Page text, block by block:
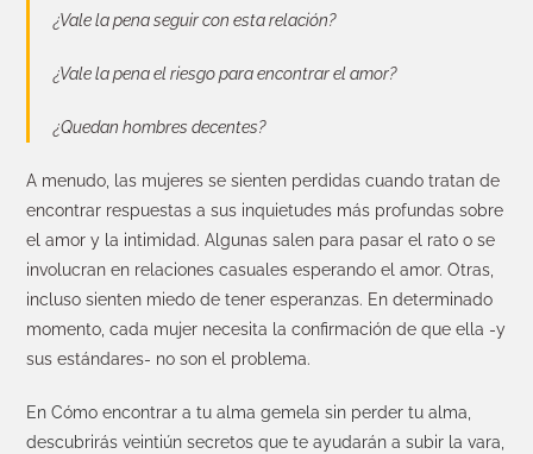
¿Vale la pena seguir con esta relación?
¿Vale la pena el riesgo para encontrar el amor?
¿Quedan hombres decentes?
A menudo, las mujeres se sienten perdidas cuando tratan de
encontrar respuestas a sus inquietudes más profundas sobre
el amor y la intimidad. Algunas salen para pasar el rato o se
involucran en relaciones casuales esperando el amor. Otras,
incluso sienten miedo de tener esperanzas. En determinado
momento, cada mujer necesita la confirmación de que ella -y
sus estándares- no son el problema.
En Cómo encontrar a tu alma gemela sin perder tu alma,
descubrirás veintiún secretos que te ayudarán a subir la vara,